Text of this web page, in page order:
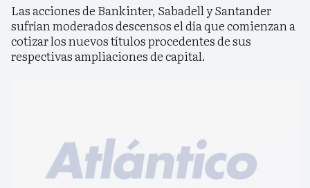
Las acciones de Bankinter, Sabadell y Santander
sufrían moderados descensos el día que comienzan a
cotizar los nuevos títulos procedentes de sus
respectivas ampliaciones de capital.